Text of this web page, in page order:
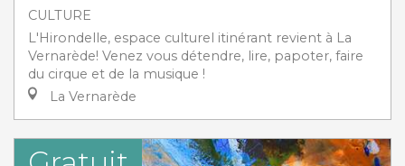
CULTURE
L'Hirondelle, espace culturel itinérant revient à La
Vernarède! Venez vous détendre, lire, papoter, faire
du cirque et de la musique !
La Vernarède